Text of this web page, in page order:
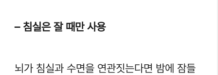
– 침실은 잘 때만 사용
뇌가 침실과 수면을 연관짓는다면 밤에 잠들